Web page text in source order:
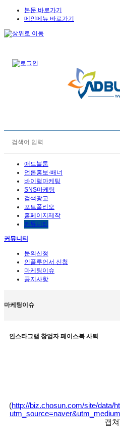
본문 바로가기
메인메뉴 바로가기
애드블룸
언론홍보·배너
바이럴마케팅
SNS마케팅
검색광고
포트폴리오
홈페이지제작
커뮤니티
커뮤니티
문의신청
인플루언서 신청
마케팅이슈
공지사항
마케팅이슈
인스타그램 창업자 페이스북 사퇴
(http://biz.chosun.com/site/data/
캡쳐